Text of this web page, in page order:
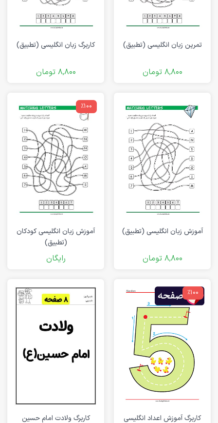
تمرین زبان انگلیسی (تطبیق)
8,800 تومان
کاربرگ زبان انگلیسی (تطبیق)
8,800 تومان
آموزش زبان انگلیسی (تطبیق)
8,800 تومان
٪100
آموزش زبان انگلیسی کودکان
(تطبیق)
رایگان
٪100
کاربرگ آموزش اعداد انگلیسی کاربرگ ولادت امام حسین